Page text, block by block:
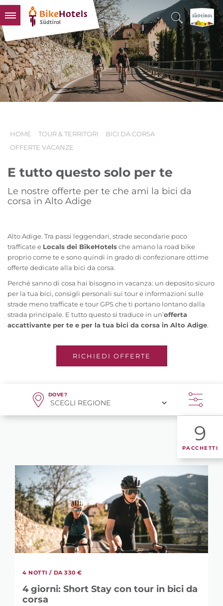
BIKEHOTELS
HOTELS & PACCHETTI
TOUR & TERRITORI
L'ALTO ADIGE & NOI
HOME TOUR & TERRITORI
BICI DA CORSA
OFFERTE VACANZE
E tutto questo solo per te
Le nostre offerte per te che ami la bici da
corsa in Alto Adige
Alto Adige. Tra passi leggendari, strade secondarie poco
trafficate e Locals dei BikeHotelsche amano la road bike
proprio come te e sono quindi in grado di confezionare ottime
offerte dedicate alla bici da corsa.
Perché sanno di cosa hai bisogno in vacanza: un deposito sicuro
per la tua bici, consigli personali sui tour e informazioni sulle
strade meno trafficate e tour GPS che ti portano lontano dalla
strada principale. E tutto questo si traduce in un’offerta
accattivante per te e per la tua bici da corsa in Alto Adige.
RICHIEDI OFFERTE
DOVE?
9
PACCHETTI
4 NOTTI / DA 330 €
4 giorni: Short Stay con tour in bici da
corsa